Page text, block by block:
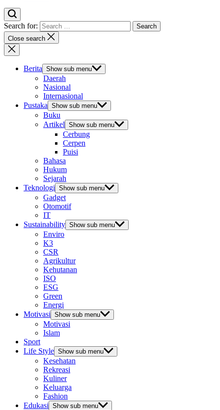
Search for:
Close search
Berita Show sub menu
Daerah
Nasional
Internasional
Pustaka Show sub menu
Buku
Artikel Show sub menu
Cerbung
Cerpen
Puisi
Bahasa
Hukum
Sejarah
Teknologi Show sub menu
Gadget
Otomotif
IT
Sustainability Show sub menu
Enviro
K3
CSR
Agrikultur
Kehutanan
ISO
ESG
Green
Energi
Motivasi Show sub menu
Motivasi
Islam
Sport
Life Style Show sub menu
Kesehatan
Rekreasi
Kuliner
Keluarga
Fashion
Edukasi Show sub menu